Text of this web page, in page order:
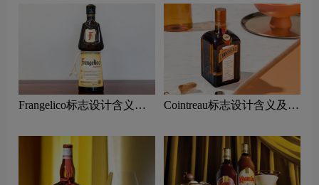
Frangelico标志设计含义及
Cointreau标志设计含义及利